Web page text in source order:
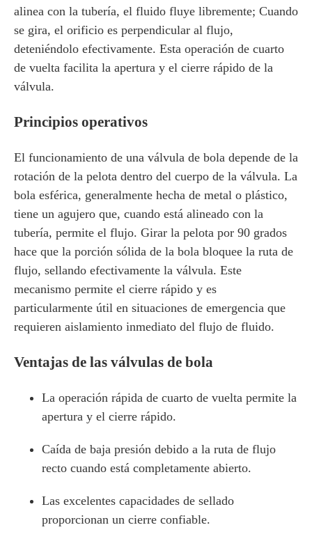
alinea con la tubería, el fluido fluye libremente; Cuando
se gira, el orificio es perpendicular al flujo,
deteniéndolo efectivamente. Esta operación de cuarto
de vuelta facilita la apertura y el cierre rápido de la
válvula.
Principios operativos
El funcionamiento de una válvula de bola depende de la
rotación de la pelota dentro del cuerpo de la válvula. La
bola esférica, generalmente hecha de metal o plástico,
tiene un agujero que, cuando está alineado con la
tubería, permite el flujo. Girar la pelota por 90 grados
hace que la porción sólida de la bola bloquee la ruta de
flujo, sellando efectivamente la válvula. Este
mecanismo permite el cierre rápido y es
particularmente útil en situaciones de emergencia que
requieren aislamiento inmediato del flujo de fluido.
Ventajas de las válvulas de bola
La operación rápida de cuarto de vuelta permite la
apertura y el cierre rápido.
Caída de baja presión debido a la ruta de flujo
recto cuando está completamente abierto.
Las excelentes capacidades de sellado
proporcionan un cierre confiable.